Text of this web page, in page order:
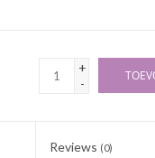
+
-
Reviews (0)